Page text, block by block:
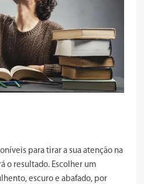
para tirar a sua atenção na
o resultado. Escolher um
escuro e abafado, por